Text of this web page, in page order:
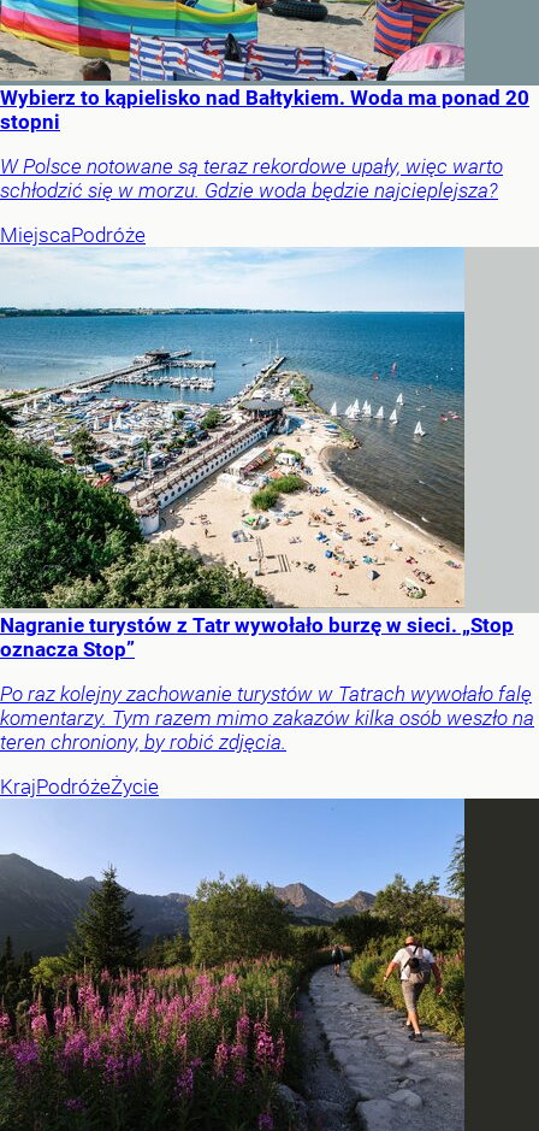
Wybierz to kąpielisko nad Bałtykiem. Woda ma ponad 20
stopni
W Polsce notowane są teraz rekordowe upały, więc warto
schłodzić się w morzu. Gdzie woda będzie najcieplejsza?
MiejscaPodróże
Nagranie turystów z Tatr wywołało burzę w sieci. „Stop
oznacza Stop”
Po raz kolejny zachowanie turystów w Tatrach wywołało falę
komentarzy. Tym razem mimo zakazów kilka osób weszło na
teren chroniony, by robić zdjęcia.
KrajPodróżeŻycie